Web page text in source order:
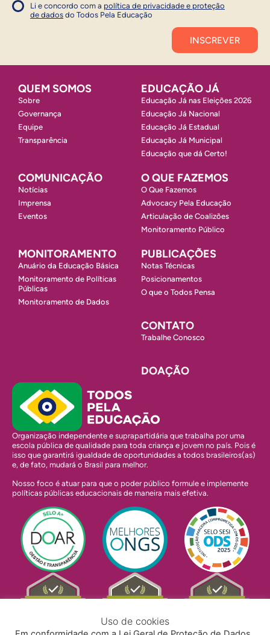
Li e concordo com a política de privacidade e proteção
de dados do Todos Pela Educação
1
QUEM SOMOS
Sobre
Governança
Equipe
Transparência
EDUCAÇÃO JÁ
Educação Já nas Eleições 2026
Educação Já Nacional
Educação Já Estadual
Educação Já Municipal
Educação que dá Certo!
COMUNICAÇÃO
Notícias
Imprensa
Eventos
O QUE FAZEMOS
O Que Fazemos
Advocacy Pela Educação
Articulação de Coalizões
Monitoramento Público
MONITORAMENTO
Anuário da Educação Básica
Monitoramento de Políticas
Públicas
Monitoramento de Dados
PUBLICAÇÕES
Notas Técnicas
Posicionamentos
O que o Todos Pensa
CONTATO
Trabalhe Conosco
DOAÇÃO
Organização independente e suprapartidária que trabalha por uma
escola pública de qualidade para toda criança e jovem no país. Pois é
isso que garantirá igualdade de oportunidades a todos brasileiros(as)
e, de fato, mudará o Brasil para melhor.
Nosso foco é atuar para que o poder público formule e implemente
políticas públicas educacionais de maneira mais efetiva.
Uso de cookies